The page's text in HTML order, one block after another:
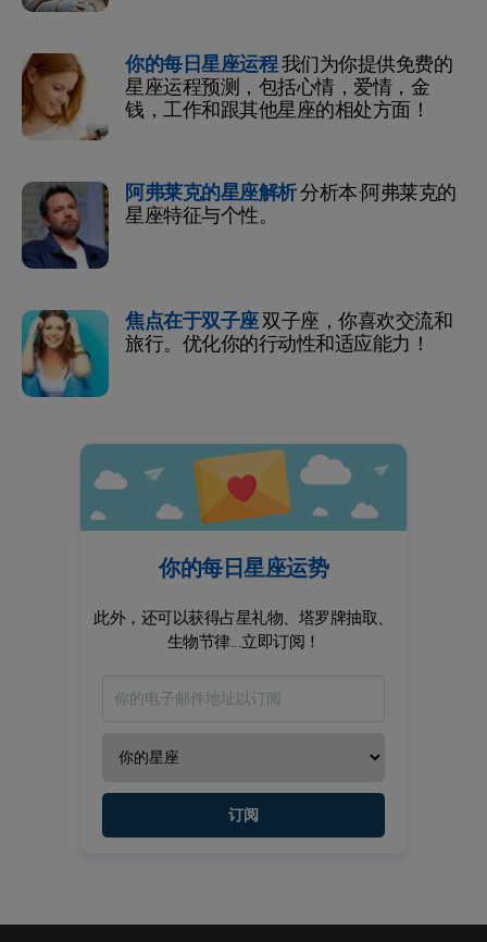
你的每日星座运程我们为你提供免费的
星座运程预测，包括心情，爱情，金
钱，工作和跟其他星座的相处方面！
阿弗莱克的星座解析分析本·阿弗莱克的
星座特征与个性。
焦点在于双子座双子座，你喜欢交流和
旅行。优化你的行动性和适应能力！
你的每日星座运势
此外，还可以获得占星礼物、塔罗牌抽取、
生物节律...立即订阅！
订阅